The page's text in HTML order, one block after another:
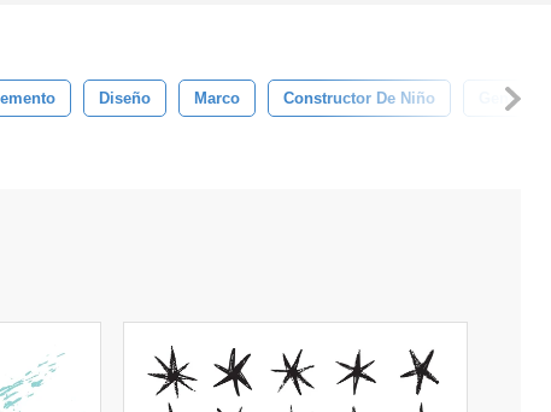
Diseño Marco Constructor De Niño Gente